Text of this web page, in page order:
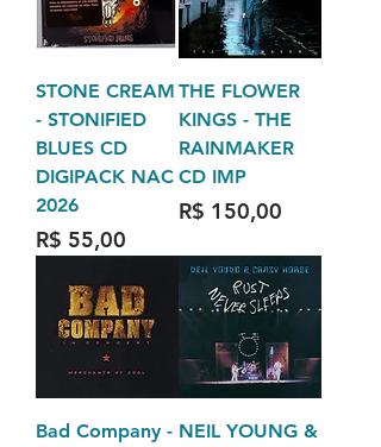
STONE CREAM
- STONIFIED
BLUES CD
DIGIPACK NAC
2026
Preço
R$ 55,00
THE FLOWER
KINGS - THE
RAINMAKER
CD IMP
Preço
R$ 150,00
Bad Company - NEIL YOUNG &